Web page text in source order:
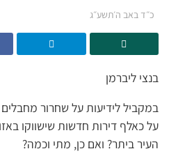
כ״ד באב ה׳תשע״ג
בנצי ליברמן
במקביל לידיעות על שחרור
על כאלף דירות חדשות שישווקו
העיר ביתר? ואם כן, מתי וכמה?